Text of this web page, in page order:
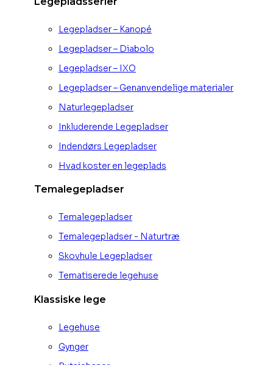
Legepladser – Kanopé
Legepladser – Diabolo
Legepladser – IXO
Legepladser – Genanvendelige materialer
Naturlegepladser
Inkluderende Legepladser
Indendørs Legepladser
Hvad koster en legeplads
Temalegepladser
Temalegepladser
Temalegepladser - Naturtræ
Skovhule Legepladser
Tematiserede legehuse
Klassiske lege
Legehuse
Gynger